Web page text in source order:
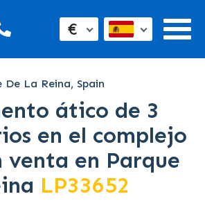
€
La Reina, Spain
ático de 3
en el complejo
venta en Parque
LP33652